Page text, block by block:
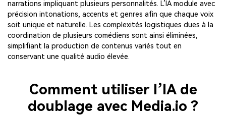
narrations impliquant plusieurs personnalités. L’IA module avec
précision intonations, accents et genres afin que chaque voix
soit unique et naturelle. Les complexités logistiques dues à la
coordination de plusieurs comédiens sont ainsi éliminées,
simplifiant la production de contenus variés tout en
conservant une qualité audio élevée.
Comment utiliser l’IA de
doublage avec Media.io ?